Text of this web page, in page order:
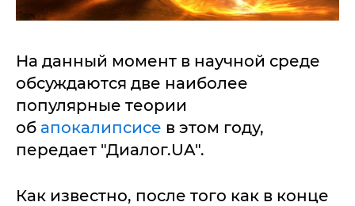
На данный момент в научной среде
обсуждаются две наиболее
популярные теории
об апокалипсисе в этом году,
передает "Диалог.UA".
Как известно, после того как в конце